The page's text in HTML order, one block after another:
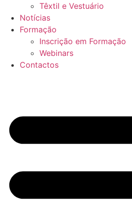
Têxtil e Vestuário
Notícias
Formação
Inscrição em Formação
Webinars
Contactos